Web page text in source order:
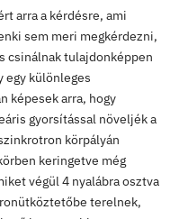
beszélt a
hogy az 1949-ben
a fizikusoknak
összefogva, együtt
1952-ben öltött
ismert intézmény.